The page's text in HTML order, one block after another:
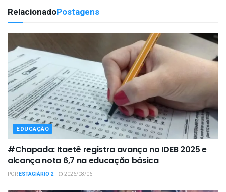
RelacionadoPostagens
EDUCAÇÃO
#Chapada: Itaetê registra avanço no IDEB 2025 e
alcança nota 6,7 na educação básica
PORESTAGIÁRIO 2 2026/08/06